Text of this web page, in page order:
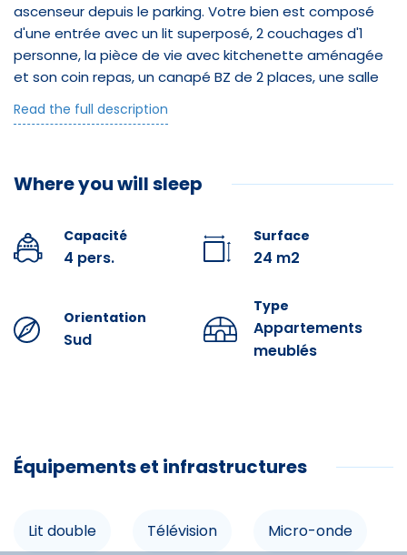
ascenseur depuis le parking. Votre bien est composé
d'une entrée avec un lit superposé, 2 couchages d'1
personne, la pièce de vie avec kitchenette aménagée
et son coin repas, un canapé BZ de 2 places, une salle
À votre disposition: casier à skis au RDC, Micro-Ondes.
Le logement est loué sans le linge de lit et les
le louer.
Prestations optionnelles à réserver avant votre arrivée :
Kit Accueil (éponge, papier toilette, nettoyant
ménager, sac poubelle) : 3 €.
Read the full description
Where you will sleep
Capacité
4 pers.
Surface
24 m2
Orientation
Sud
Type
Appartements
meublés
Équipements et infrastructures
Lit double Télévision Micro-onde
Équipements